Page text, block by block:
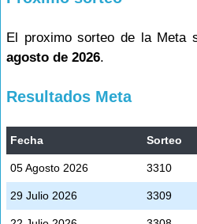
El proximo sorteo de la Meta
agosto de 2026.
Resultados Meta
Fecha Sorteo
05 Agosto 2026 3310
29 Julio 2026 3309